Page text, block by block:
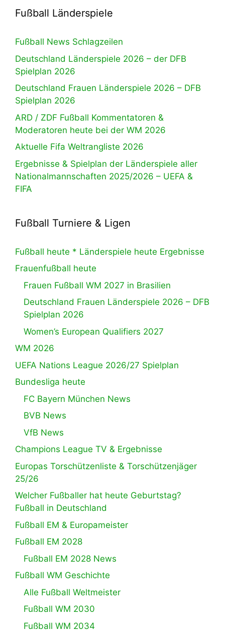
Fußball Länderspiele
Fußball News Schlagzeilen
Deutschland Länderspiele 2026 – der DFB
Spielplan 2026
Deutschland Frauen Länderspiele 2026 – DFB
Spielplan 2026
ARD / ZDF Fußball Kommentatoren &
Moderatoren heute bei der WM 2026
Aktuelle Fifa Weltrangliste 2026
Ergebnisse & Spielplan der Länderspiele aller
Nationalmannschaften 2025/2026 – UEFA &
FIFA
Fußball Turniere & Ligen
Fußball heute * Länderspiele heute Ergebnisse
Frauenfußball heute
Frauen Fußball WM 2027 in Brasilien
Deutschland Frauen Länderspiele 2026 – DFB
Spielplan 2026
Women’s European Qualifiers 2027
WM 2026
UEFA Nations League 2026/27 Spielplan
Bundesliga heute
FC Bayern München News
BVB News
VfB News
Champions League TV & Ergebnisse
Europas Torschützenliste & Torschützenjäger
25/26
Welcher Fußballer hat heute Geburtstag?
Fußball in Deutschland
Fußball EM & Europameister
Fußball EM 2028
Fußball EM 2028 News
Fußball WM Geschichte
Alle Fußball Weltmeister
Fußball WM 2030
Fußball WM 2034